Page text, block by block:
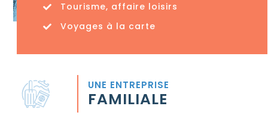
Tourisme, affaire loisirs
Voyages à la carte
UNE ENTREPRISE
FAMILIALE